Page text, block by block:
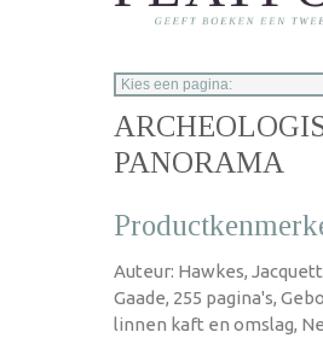
PANORAMA
Auteur: Hawkes,
Gaade, 255 pagina's,
linnen kaft en omslag,